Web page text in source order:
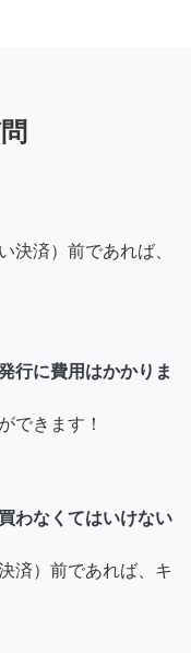
決済）前であれば、
行に費用はかかりま
できます！
わなくてはいけない
済）前であれば、キ